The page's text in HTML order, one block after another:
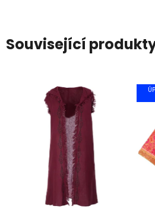
Související